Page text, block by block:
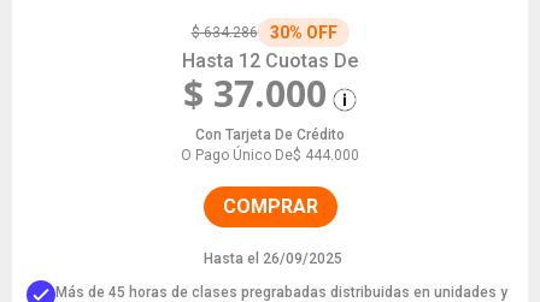
$ 634.286 30% OFF
Hasta 12 Cuotas De
$ 37.000
Con Tarjeta De Crédito
O Pago Único De$ 444.000
COMPRAR
Hasta el 26/09/2025
Más de 45 horas de clases pregrabadas distribuidas en unidades y